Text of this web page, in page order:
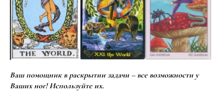
Ваш помощник в раскрытии задачи – все возможности у
Ваших ног! Используйте их.